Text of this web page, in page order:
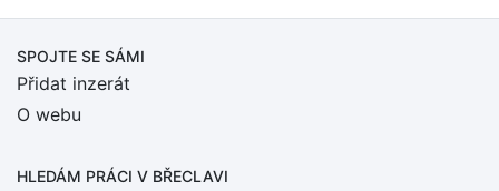
SPOJTE SE SÁMI
Přidat inzerát
O webu
HLEDÁM PRÁCI V BŘECLAVI